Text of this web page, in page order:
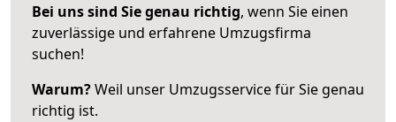
Bei uns sind Sie genau richtig, wenn Sie einen
zuverlässige und erfahrene Umzugsfirma
suchen!
Warum?Weil unser Umzugsservice für Sie genau
richtig ist.